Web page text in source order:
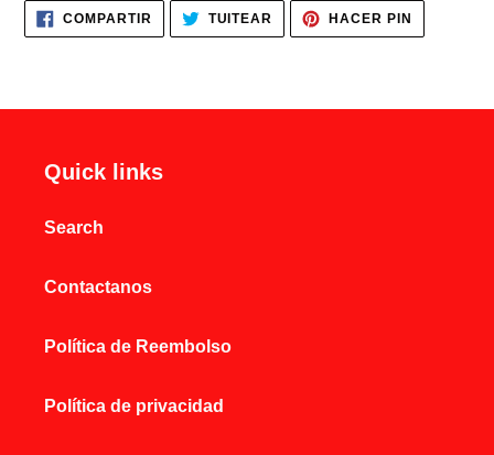
COMPARTIR COMPARTIR
EN
FACEBOOK
TUITEAR TUITEAR
TWITTER
HACER PIN
PINTEREST
Quick links
Search
Contactanos
Política de Reembolso
Política de privacidad